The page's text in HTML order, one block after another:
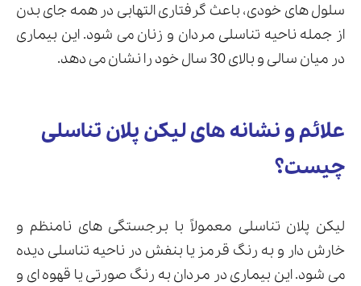
سلول های خودی، باعث گرفتاری التهابی در همه جای بدن
از جمله ناحیه تناسلی مردان و زنان می شود. این بیماری
در میان سالی و بالای 30 سال خود را نشان می دهد.
علائم و نشانه های لیکن پلان تناسلی
چیست؟
لیکن پلان تناسلی معمولاً با برجستگی های نامنظم و
خارش دار و به رنگ قرمز یا بنفش در ناحیه تناسلی دیده
می شود. این بیماری در مردان به رنگ صورتی یا قهوه ای و
ارسال
قدرت گرفته از همیارسیستم